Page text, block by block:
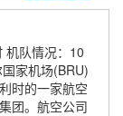
机队情况：10
家机场(BRU)
时的一家航空
团。航空公司